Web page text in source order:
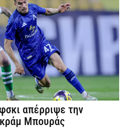
απέρριψε την
Μπουράς